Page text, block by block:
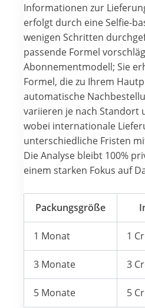
Informationen zur
erfolgt durch eine Selfie-
wenigen Schritten
passende Formel
Abonnementmodell; Sie
Formel, die zu Ihrem
automatische
variieren je nach Standort
wobei internationale
unterschiedliche Fristen
Die Analyse bleibt 100%
einem starken Fokus auf
Packungsgröße
1 Monat 1
3 Monate 3
5 Monate 5